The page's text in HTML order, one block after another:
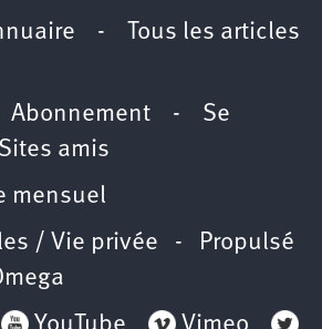
-
Tous les articles
Abonnement - Se
Sites amis
mensuel
/ Vie privée - Propulsé